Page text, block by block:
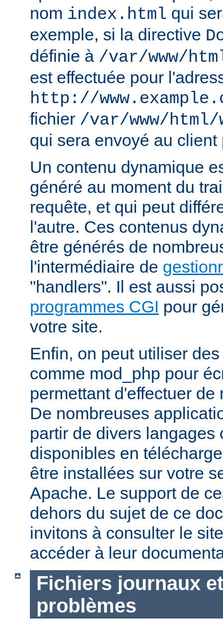
nom index.html qui
exemple, si la directive
définie à /var/www/
est effectuée pour
http://
fichier /var/www/
qui sera envoyé au client
Un contenu dynamique
généré au moment du
requête, et qui peut
l'autre. Ces contenus
être générés de
l'intermédiaire de
"handlers". Il est aussi
programmes CGI pour
votre site.
Enfin, on peut utiliser
comme mod_php pour
permettant d'effectuer
De nombreuses
partir de divers langages
disponibles en
être installées sur votre
Apache. Le support de
dehors du sujet de ce
invitons à consulter le
accéder à leur
Fichiers journaux
problèmes